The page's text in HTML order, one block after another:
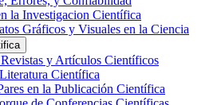
la Investigacion Científica
Gráficos y Visuales en la Ciencia
y Artículos Científicos
Científica
en la Publicación Científica